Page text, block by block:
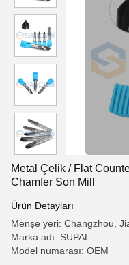
Metal Çelik / Flat
Chamfer Son Mill
Ürün Detayları
Menşe yeri: Changzhou,
Marka adı: SUPAL
Model numarası: OEM